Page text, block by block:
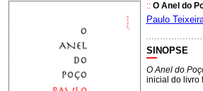
:: O Anel do
Paulo
SINOPSE
O Anel do
inicial do livro